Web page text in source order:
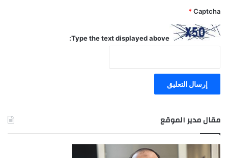
Captcha
*
Type the text displayed above:
مقال مدير الموقع